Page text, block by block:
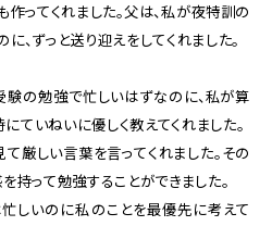
ってくれました。父は、私が夜特訓の
、ずっと送り迎えをしてくれました。
の勉強で忙しいはずなのに、私が算
ていねいに優しく教えてくれました。
厳しい言葉を言ってくれました。その
持って勉強することができました。
しいのに私のことを最優先に考えて